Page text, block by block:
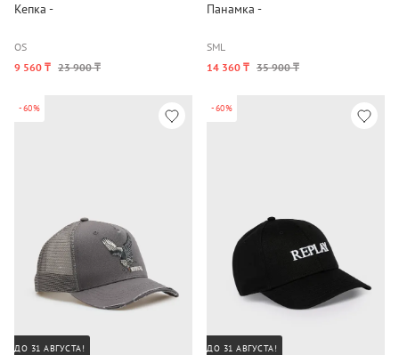
Кепка -
OS
9 560 ₸ 23 900 ₸
Панамка -
SML
14 360 ₸ 35 900 ₸
-60%
ДО 31 АВГУСТА!
-60%
ДО 31 АВГУСТА!